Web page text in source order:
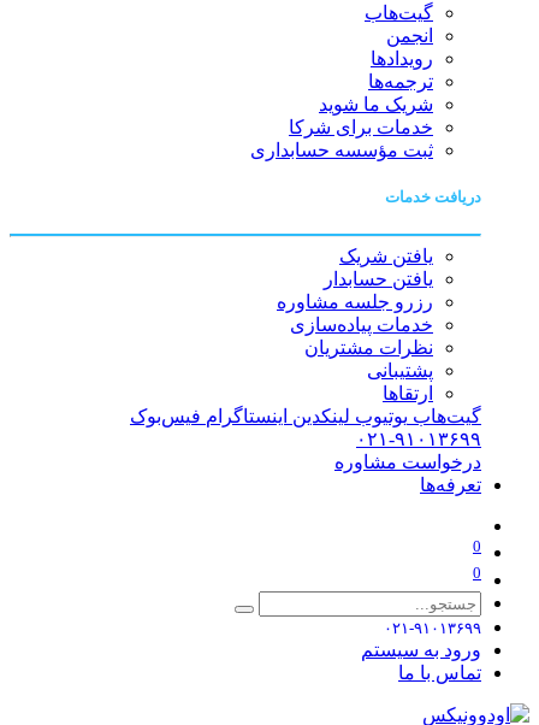
گیت‌هاب
انجمن
رویدادها
ترجمه‌ها
شریک ما شوید
خدمات برای شرکا
ثبت مؤسسه حسابداری
دریافت خدمات
یافتن شریک
یافتن حسابدار
رزرو جلسه مشاوره
خدمات پیاده‌سازی
نظرات مشتریان
پشتیبانی
ارتقاها
گیت‌هاب یوتیوب لینکدین اینستاگرام فیس‌بوک
۰۲۱-۹۱۰۱۳۶۹۹
درخواست مشاوره
تعرفه‌ها
0
0
۰۲۱-۹۱۰۱۳۶۹۹
ورود به سیستم
تماس با ما